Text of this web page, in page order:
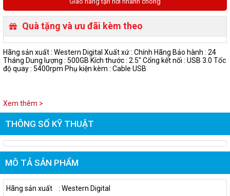
Quà tặng và ưu đãi kèm theo
Hãng sản xuất : Western Digital Xuất xứ : Chính Hãng Bảo hành : 24
Tháng Dung lượng : 500GB Kích thước : 2.5" Cổng kết nối : USB 3.0 Tốc
độ quay : 5400rpm Phụ kiện kèm : Cable USB
Xem thêm >
THÔNG SỐ KỸ THUẬT
MÔ TẢ SẢN PHẨM
Hãng sản xuất : Western Digital